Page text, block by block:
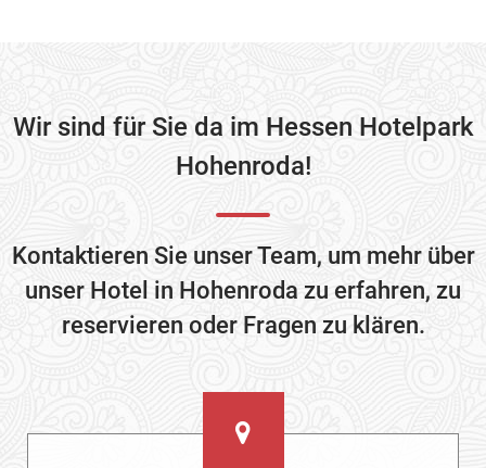
Wir sind für Sie da im Hessen Hotelpark
Hohenroda!
Kontaktieren Sie unser Team, um mehr über
unser Hotel in Hohenroda zu erfahren, zu
reservieren oder Fragen zu klären.